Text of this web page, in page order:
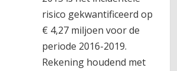
risico gekwantificeerd op
€ 4,27 miljoen voor de
periode 2016-2019.
Rekening houdend met